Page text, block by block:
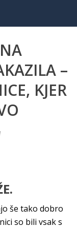
–
KJER
še tako dobro
so bili vsak s